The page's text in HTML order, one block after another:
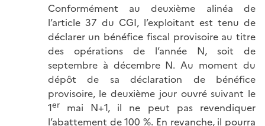
Conformément au deuxième alinéa de
l’article 37 du CGI, l’exploitant est tenu de
déclarer un bénéfice fiscal provisoire au titre
des opérations de l’année N, soit de
septembre à décembre N. Au moment du
dépôt de sa déclaration de bénéfice
provisoire, le deuxième jour ouvré suivant le
1ermai N+1, il ne peut pas revendiquer
l’abattement de 100 %. En revanche, il pourra